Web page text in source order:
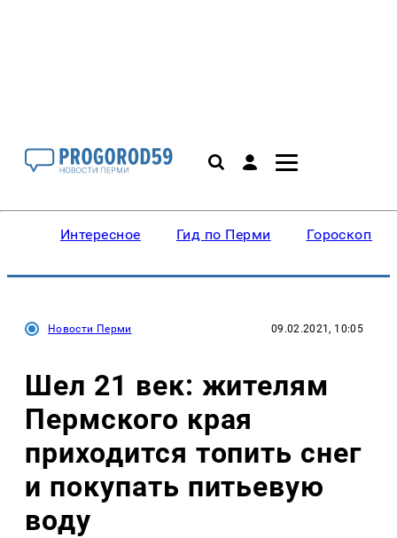
Интересное Гид по Перми Гороскопы
Новости Перми 09.02.2021, 10:05
Шел 21 век: жителям
Пермского края
приходится топить снег
и покупать питьевую
воду